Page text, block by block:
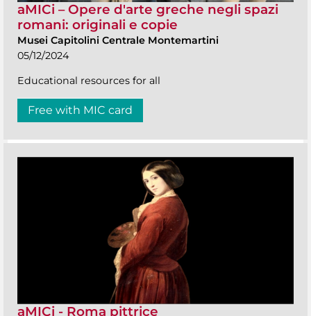
aMICi – Opere d'arte greche negli spazi
romani: originali e copie
Musei Capitolini Centrale Montemartini
05/12/2024
Educational resources for all
Free with MIC card
aMICi - Roma pittrice